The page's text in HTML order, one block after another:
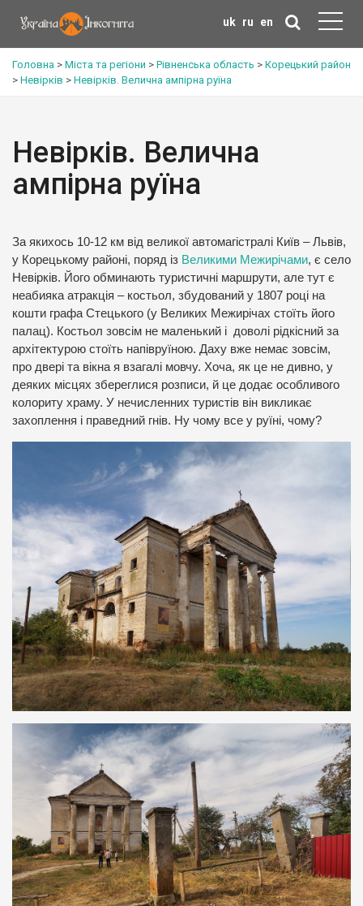
uk ru en
Головна > Міста та регіони > Рівненська область > Корецький район
> Невірків > Невірків. Велична ампірна руїна
Невірків. Велична
ампірна руїна
За якихось 10-12 км від великої автомагістралі Київ – Львів,
у Корецькому районі, поряд із Великими Межирічами, є село
Невірків. Його обминають туристичні маршрути, але тут є
неабияка атракція – костьол, збудований у 1807 році на
кошти графа Стецького (у Великих Межирічах стоїть його
палац). Костьол зовсім не маленький і доволі рідкісний за
архітектурою стоїть напівруїною. Даху вже немає зовсім,
про двері та вікна я взагалі мовчу. Хоча, як це не дивно, у
деяких місцях збереглися розписи, й це додає особливого
колориту храму. У нечисленних туристів він викликає
захоплення і праведний гнів. Ну чому все у руїні, чому?